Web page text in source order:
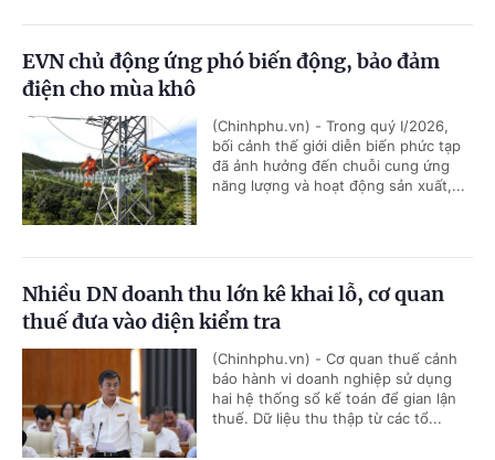
EVN chủ động ứng phó biến động, bảo đảm
điện cho mùa khô
(Chinhphu.vn) - Trong quý I/2026,
bối cảnh thế giới diễn biến phức tạp
đã ảnh hưởng đến chuỗi cung ứng
năng lượng và hoạt động sản xuất,...
Nhiều DN doanh thu lớn kê khai lỗ, cơ quan
thuế đưa vào diện kiểm tra
(Chinhphu.vn) - Cơ quan thuế cảnh
báo hành vi doanh nghiệp sử dụng
hai hệ thống sổ kế toán để gian lận
thuế. Dữ liệu thu thập từ các tổ...